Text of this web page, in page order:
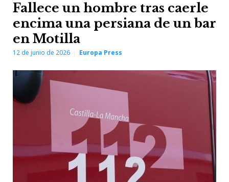
Fallece un hombre tras caerle
encima una persiana de un bar
en Motilla
12 de junio de 2026 Europa Press